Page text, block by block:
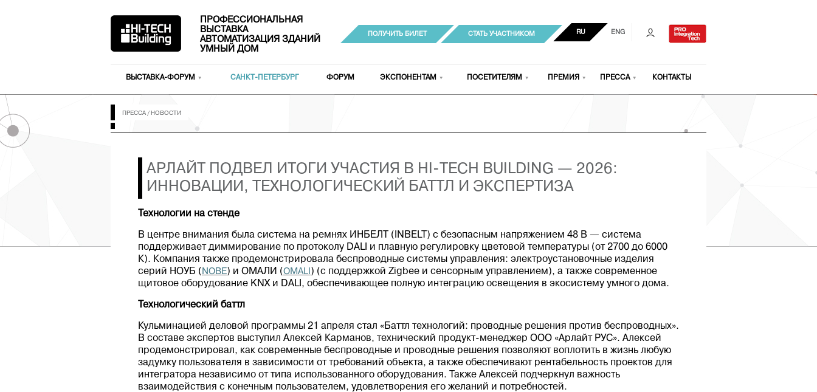
ПОЛУЧИТЬ БИЛЕТ СТАТЬ УЧАСТНИКОМ RU ENG
ПРОФЕССИОНАЛЬНАЯ
ВЫСТАВКА
АВТОМАТИЗАЦИЯ ЗДАНИЙ
УМНЫЙ ДОМ
ВЫСТАВКА-ФОРУМ САНКТ-ПЕТЕРБУРГ ФОРУМ ЭКСПОНЕНТАМ ПОСЕТИТЕЛЯМ ПРЕМИЯ ПРЕССА КОНТАКТЫ
ПРЕССА / НОВОСТИ
АРЛАЙТ ПОДВЕЛ ИТОГИ УЧАСТИЯ В HI-TECH BUILDING — 2026:
ИННОВАЦИИ, ТЕХНОЛОГИЧЕСКИЙ БАТТЛ И ЭКСПЕРТИЗА
Технологии на стенде
В центре внимания была система на ремнях ИНБЕЛТ (INBELT) с безопасным напряжением 48 В — система
поддерживает диммирование по протоколу DALI и плавную регулировку цветовой температуры (от 2700 до 6000
К). Компания также продемонстрировала беспроводные системы управления: электроустановочные изделия
серий НОУБ ( NOBE) и ОМАЛИ (OMALI ) (с поддержкой Zigbee и сенсорным управлением), а также современное
щитовое оборудование KNX и DALI, обеспечивающее полную интеграцию освещения в экосистему умного дома.
Технологический баттл
Кульминацией деловой программы 21 апреля стал «Баттл технологий: проводные решения против беспроводных».
В составе экспертов выступил Алексей Карманов, технический продукт-менеджер ООО «Арлайт РУС». Алексей
продемонстрировал, как современные беспроводные и проводные решения позволяют воплотить в жизнь любую
задумку пользователя в зависимости от требований объекта, а также обеспечивают рентабельность проектов для
интегратора независимо от типа использованного оборудования. Также Алексей подчеркнул важность
взаимодействия с конечным пользователем, удовлетворения его желаний и потребностей.